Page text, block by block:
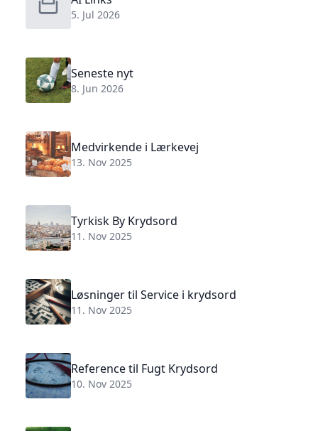
5. Jul 2026
Seneste nyt
8. Jun 2026
Medvirkende i Lærkevej
13. Nov 2025
Tyrkisk By Krydsord
11. Nov 2025
Løsninger til Service i krydsord
11. Nov 2025
Reference til Fugt Krydsord
10. Nov 2025